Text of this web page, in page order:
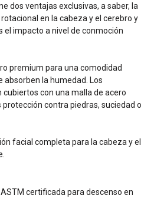
dos ventajas exclusivas, a saber, la
en la cabeza y el cerebro y
el impacto a nivel de conmoción
premium para una comodidad
absorben la humedad. Los
con una malla de acero
contra piedras, suciedad o
facial completa para la cabeza y el
certificada para descenso en